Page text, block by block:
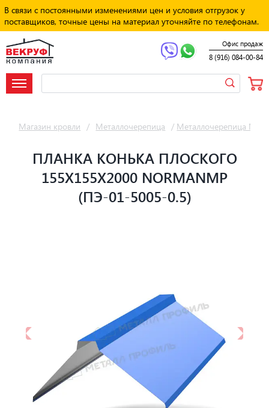
В связи с постоянными изменениями цен и условия отгрузок у
поставщиков, точные цены на материал уточняйте по телефонам.
Офис продаж
8 (916) 084-00-84
Магазин кровли / Металлочерепица / Металлочерепица
ПЛАНКА КОНЬКА ПЛОСКОГО
155Х155Х2000 NORMANMP
(ПЭ-01-5005-0.5)